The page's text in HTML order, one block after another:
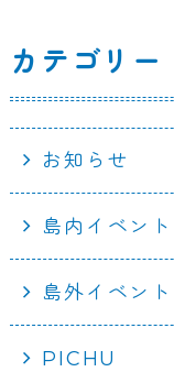
カテゴリー
お知らせ
島内イベント
島外イベント
PICHU